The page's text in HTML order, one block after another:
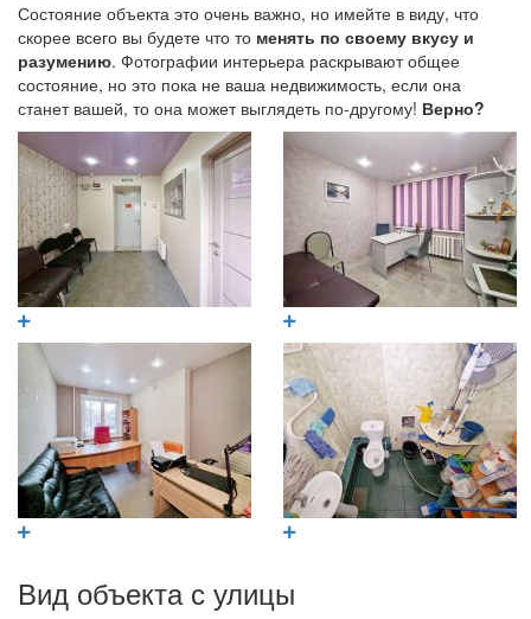
Состояние объекта это очень важно, но имейте в виду, что
скорее всего вы будете что то менять по своему вкусу и
разумению. Фотографии интерьера раскрывают общее
состояние, но это пока не ваша недвижимость, если она
станет вашей, то она может выглядеть по-другому! Верно?
Вид объекта с улицы